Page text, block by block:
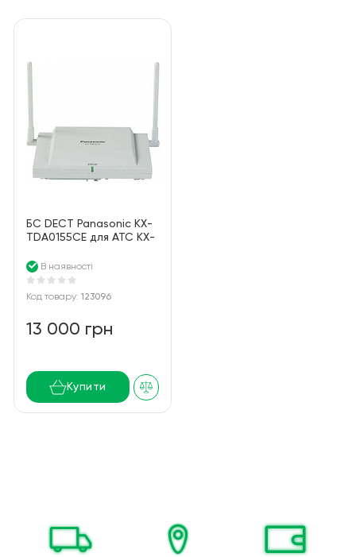
БС DECT Panasonic KX-
TDA0155CE для АТС KX-
канала
В наявності
Код товару: 123096
13 000 грн
Купити